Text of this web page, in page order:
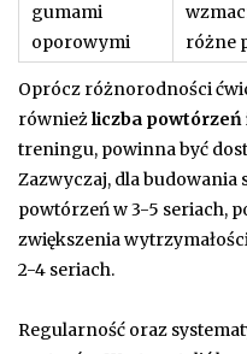
gumami
oporowymi
różne
Oprócz różnorodności
równieżliczba powtórzeń
treningu, powinna być
Zazwyczaj, dla budowania
powtórzeń w 3-5 seriach,
zwiększenia
2-4 seriach.
Regularność oraz